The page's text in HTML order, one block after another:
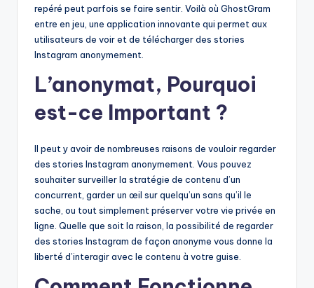
repéré peut parfois se faire sentir. Voilà où GhostGram
entre en jeu, une application innovante qui permet aux
utilisateurs de voir et de télécharger des stories
Instagram anonymement.
L’anonymat, Pourquoi
est-ce Important ?
Il peut y avoir de nombreuses raisons de vouloir regarder
des stories Instagram anonymement. Vous pouvez
souhaiter surveiller la stratégie de contenu d’un
concurrent, garder un œil sur quelqu’un sans qu’il le
sache, ou tout simplement préserver votre vie privée en
ligne. Quelle que soit la raison, la possibilité de regarder
des stories Instagram de façon anonyme vous donne la
liberté d’interagir avec le contenu à votre guise.